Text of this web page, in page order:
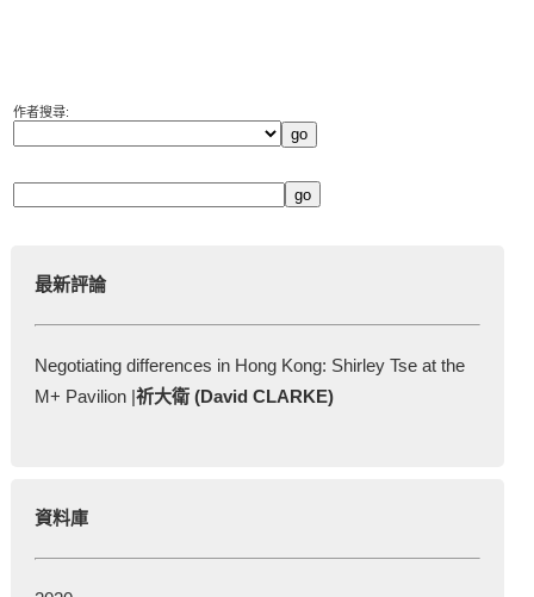
作者搜尋:
最新評論
Negotiating differences in Hong Kong: Shirley Tse at the
M+ Pavilion |祈大衛 (David CLARKE)
資料庫